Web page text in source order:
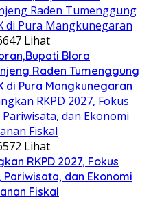
647 Lihat
Blora
Raden Tumenggung
di Pura Mangkunegaran
572 Lihat
RKPD 2027, Fokus
dan Ekonomi
Fiskal